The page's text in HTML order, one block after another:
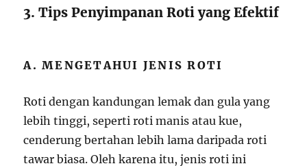
3. Tips Penyimpanan Roti yang Efektif
A. MENGETAHUI JENIS ROTI
Roti dengan kandungan lemak dan gula yang
lebih tinggi, seperti roti manis atau kue,
cenderung bertahan lebih lama daripada roti
tawar biasa. Oleh karena itu, jenis roti ini